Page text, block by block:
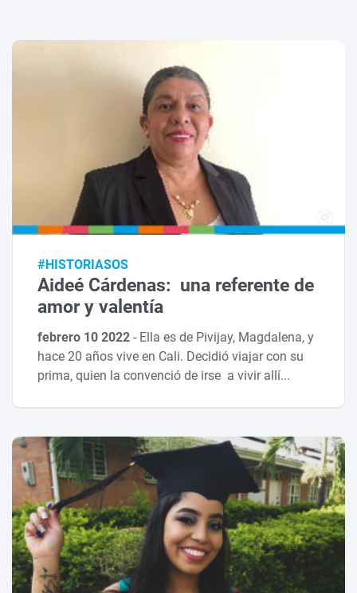
#HISTORIASOS
Aideé Cárdenas: una referente de
amor y valentía
febrero 10 2022- Ella es de Pivijay, Magdalena, y
hace 20 años vive en Cali. Decidió viajar con su
prima, quien la convenció de irse a vivir allí...